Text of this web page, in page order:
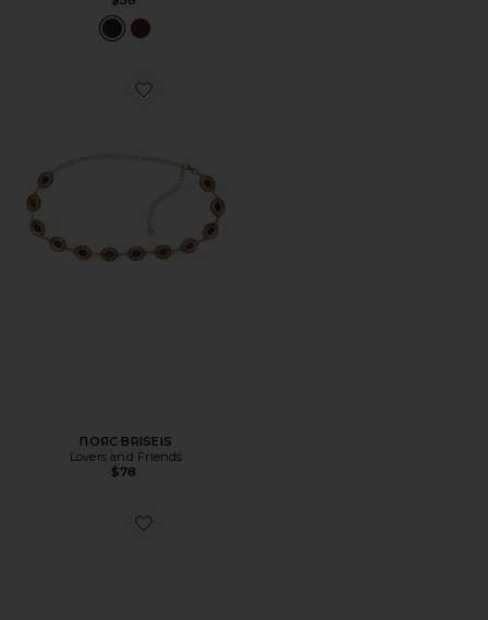
Favorite ПОЯС BRISEIS
ПОЯС BRISEIS
Lovers and Friends
$78
Favorite ПОЯС EVERYDAY